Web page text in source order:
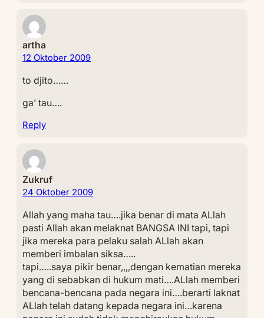
artha
12 Oktober 2009
to djito……
ga’ tau….
Reply
Zukruf
24 Oktober 2009
Allah yang maha tau….jika benar di mata ALlah
pasti Allah akan melaknat BANGSA INI tapi, tapi
jika mereka para pelaku salah ALlah akan
memberi imbalan siksa…..
tapi…..saya pikir benar,,,,dengan kematian mereka
yang di sebabkan di hukum mati….ALlah memberi
bencana-bencana pada negara ini….berarti laknat
ALlah telah datang kepada negara ini…karena